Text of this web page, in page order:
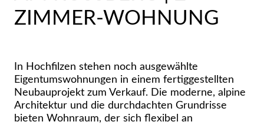
ZIMMER-WOHNUNG
In Hochfilzen stehen noch ausgewählte
Eigentumswohnungen in einem fertiggestellten
Neubauprojekt zum Verkauf. Die moderne, alpine
Architektur und die durchdachten Grundrisse
bieten Wohnraum, der sich flexibel an